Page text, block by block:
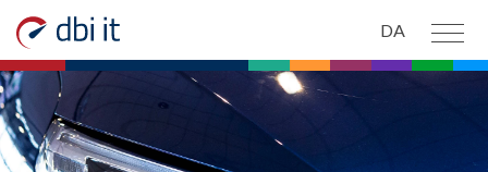
DA
PRODUKTER
OM OS